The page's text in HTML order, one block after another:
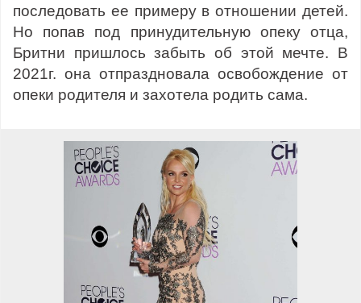
последовать ее примеру в отношении детей.
Но попав под принудительную опеку отца,
Бритни пришлось забыть об этой мечте. В
2021г. она отпраздновала освобождение от
опеки родителя и захотела родить сама.